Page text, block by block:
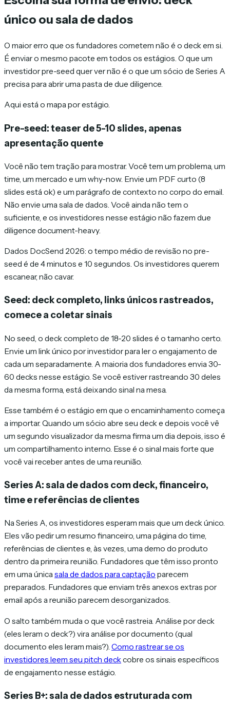
único ou sala de dados
O maior erro que os fundadores cometem não é o deck em si.
É enviar o mesmo pacote em todos os estágios. O que um
investidor pre-seed quer ver não é o que um sócio de Series A
precisa para abrir uma pasta de due diligence.
Aqui está o mapa por estágio.
Pre-seed: teaser de 5-10 slides, apenas
apresentação quente
Você não tem tração para mostrar. Você tem um problema, um
time, um mercado e um why-now. Envie um PDF curto (8
slides está ok) e um parágrafo de contexto no corpo do email.
Não envie uma sala de dados. Você ainda não tem o
suficiente, e os investidores nesse estágio não fazem due
diligence document-heavy.
Dados DocSend 2026: o tempo médio de revisão no pre-
seed é de 4 minutos e 10 segundos. Os investidores querem
escanear, não cavar.
Seed: deck completo, links únicos rastreados,
comece a coletar sinais
No seed, o deck completo de 18-20 slides é o tamanho certo.
Envie um link único por investidor para ler o engajamento de
cada um separadamente. A maioria dos fundadores envia 30-
60 decks nesse estágio. Se você estiver rastreando 30 deles
da mesma forma, está deixando sinal na mesa.
Esse também é o estágio em que o encaminhamento começa
a importar. Quando um sócio abre seu deck e depois você vê
um segundo visualizador da mesma firma um dia depois, isso é
um compartilhamento interno. Esse é o sinal mais forte que
você vai receber antes de uma reunião.
Series A: sala de dados com deck, financeiro,
time e referências de clientes
Na Series A, os investidores esperam mais que um deck único.
Eles vão pedir um resumo financeiro, uma página do time,
referências de clientes e, às vezes, uma demo do produto
dentro da primeira reunião. Fundadores que têm isso pronto
em uma únicasala de dados para captação parecem
preparados. Fundadores que enviam três anexos extras por
email após a reunião parecem desorganizados.
O salto também muda o que você rastreia. Análise por deck
(eles leram o deck?) vira análise por documento (qual
documento eles leram mais?). Como rastrear se os
investidores leem seu pitch deckcobre os sinais específicos
de engajamento nesse estágio.
Series B+: sala de dados estruturada com